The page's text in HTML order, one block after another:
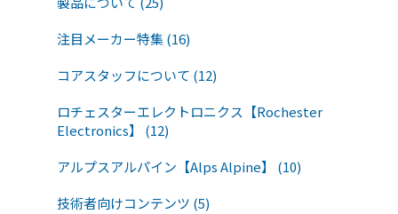
注目メーカー特集 (16)
コアスタッフについて (12)
ロチェスターエレクトロニクス【Rochester
Electronics】 (12)
アルプスアルパイン【Alps Alpine】 (10)
技術者向けコンテンツ (5)